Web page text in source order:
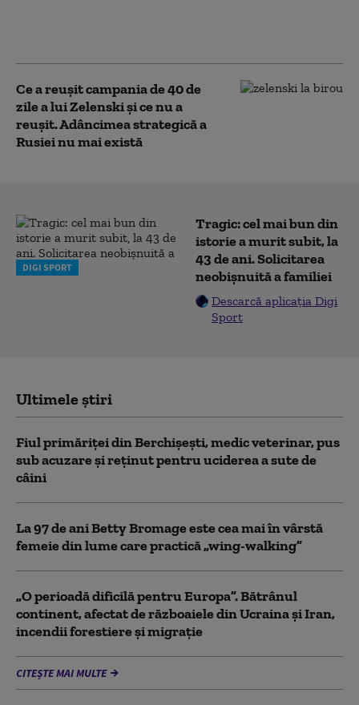
Ce a reușit campania de 40 de
zile a lui Zelenski și ce nu a
reușit. Adâncimea strategică a
Rusiei nu mai există
DIGI SPORT
Tragic: cel mai bun din
istorie a murit subit, la
43 de ani. Solicitarea
neobișnuită a familiei
Descarcă aplicația Digi
Sport
Ultimele știri
Fiul primăriţei din Berchişeşti, medic veterinar, pus
sub acuzare şi reţinut pentru uciderea a sute de
câini
La 97 de ani Betty Bromage este cea mai în vârstă
femeie din lume care practică „wing-walking”
„O perioadă dificilă pentru Europa”. Bătrânul
continent, afectat de războaiele din Ucraina și Iran,
incendii forestiere și migrație
CITEȘTE MAI MULTE